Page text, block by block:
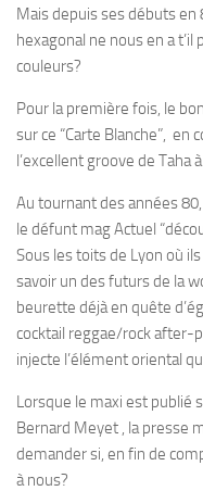
Mais depuis ses débuts en
hexagonal ne nous en a
couleurs?
Pour la première fois, le
sur ce “Carte Blanche”, en
l’excellent groove de Taha
Au tournant des années
le défunt mag Actuel
Sous les toits de Lyon où
savoir un des futurs de la
beurette déjà en quête
cocktail reggae/rock after-
injecte l’élément oriental
Lorsque le maxi est publié
Bernard Meyet , la presse
demander si, en fin de
à nous?